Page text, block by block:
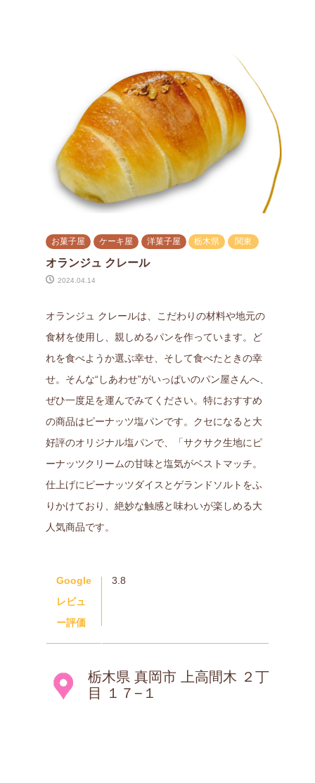
お菓子屋 ケーキ屋 洋菓子屋 栃木県 関東
オランジュ クレール
2024.04.14
オランジュ クレールは、こだわりの材料や地元の
食材を使用し、親しめるパンを作っています。ど
れを食べようか選ぶ幸せ、そして食べたときの幸
せ。そんな“しあわせ”がいっぱいのパン屋さんへ、
ぜひ一度足を運んでみてください。特におすすめ
の商品はピーナッツ塩パンです。クセになると大
好評のオリジナル塩パンで、「サクサク生地にピ
ーナッツクリームの甘味と塩気がベストマッチ。
仕上げにピーナッツダイスとゲランドソルトをふ
りかけており、絶妙な触感と味わいが楽しめる大
人気商品です。
Google
レビュ
ー評価
3.8
栃木県 真岡市 上高間木 ２丁
目 １７−１